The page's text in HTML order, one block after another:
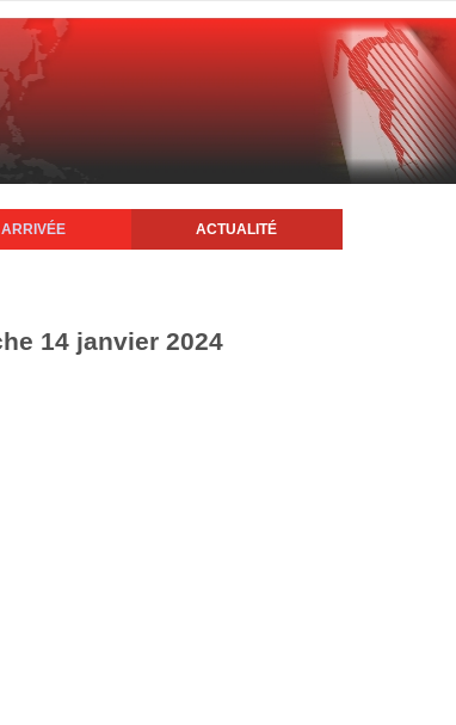
ACTUALITÉ
14 janvier 2024